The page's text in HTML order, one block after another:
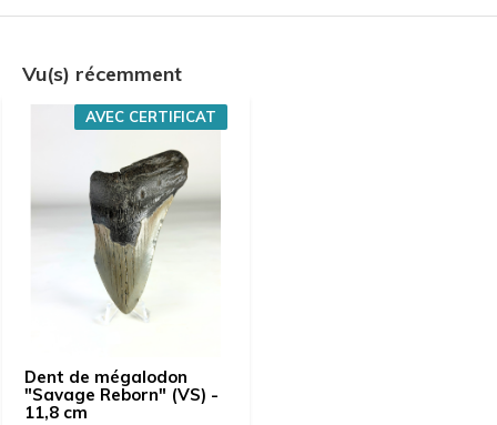
presentje bij mijn bestelling. Bestelling goed verpakt,
gefotografeerd zijn. Uitstekende service met een
persoonlijk tintje
Stefan Mönch- 19-05-2023 09:48
5 / 5
Het is een leuk presentje bij de megalodontand die ik
besteld had. Ik heb het flesje met haaientanden
gegeven aan mijn buurjongetje van 9 die is er
helemaal gek van. Ik denk dat hij ook een
toekomstige megalodontand koper gaat worden.
ParMichael G- 19-05-2023 09:38
Vu(s) récemment
Dent de mégalodon
"Savage Reborn" (VS) -
11,8 cm
AVEC CERTIFICAT